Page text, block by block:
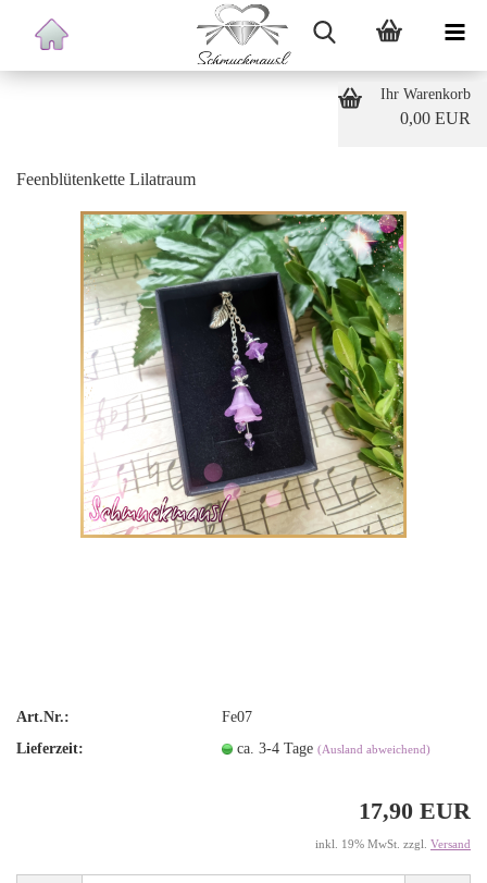
Ihr Warenkorb
0,00 EUR
Feenblütenkette Lilatraum
Art.Nr.:
Fe07
Lieferzeit:
ca. 3-4 Tage(Ausland abweichend)
17,90 EUR
inkl. 19% MwSt. zzgl. Versand